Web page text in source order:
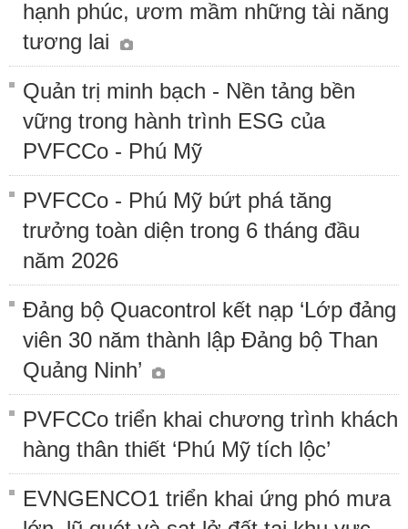
hạnh phúc, ươm mầm những tài năng
tương lai
Quản trị minh bạch - Nền tảng bền
vững trong hành trình ESG của
PVFCCo - Phú Mỹ
PVFCCo - Phú Mỹ bứt phá tăng
trưởng toàn diện trong 6 tháng đầu
năm 2026
Đảng bộ Quacontrol kết nạp ‘Lớp đảng
viên 30 năm thành lập Đảng bộ Than
Quảng Ninh’
PVFCCo triển khai chương trình khách
hàng thân thiết ‘Phú Mỹ tích lộc’
EVNGENCO1 triển khai ứng phó mưa